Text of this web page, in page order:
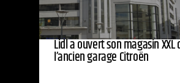
Lidl a ouvert son magasin XXL
l’ancien garage Citroën